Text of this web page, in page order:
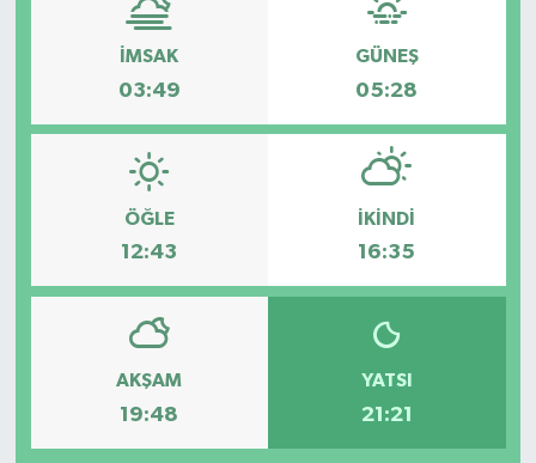
İMSAK
03:49
GÜNEŞ
05:28
ÖĞLE
12:43
İKINDI
16:35
AKŞAM
19:48
YATSI
21:21
HABERDE İNSAN
KAMPANYALAR
KÜLTÜR-SANAT
Magazin
ÖZEL HABER
POLİTİKA